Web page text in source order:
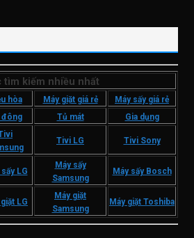
tìm kiếm nhiều nhất
hòa Máy giặt giá rẻ
Máy sấy giá rẻ
đông Tủ mát Gia dụng
Tivi LG Tivi Sony
sấy LG
Máy sấy
Samsung
Máy sấy Bosch
LG
Máy giặt
Samsung
Máy giặt Toshiba